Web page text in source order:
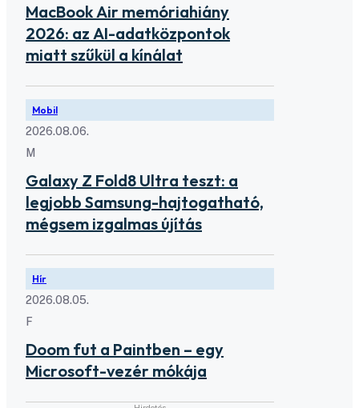
MacBook Air memóriahiány
2026: az AI-adatközpontok
miatt szűkül a kínálat
Mobil
2026.08.06.
M
Galaxy Z Fold8 Ultra teszt: a
legjobb Samsung-hajtogatható,
mégsem izgalmas újítás
Hír
2026.08.05.
F
Doom fut a Paintben – egy
Microsoft-vezér mókája